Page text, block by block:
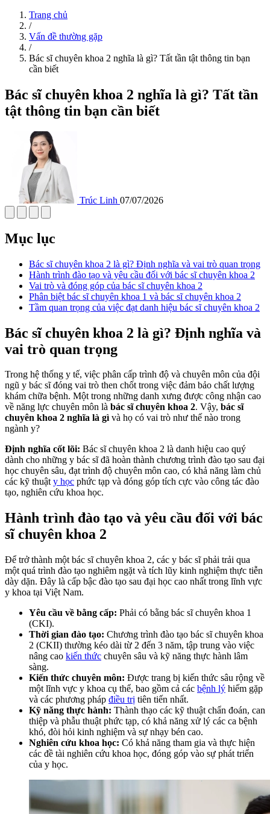
Trang chủ
/
Vấn đề thường gặp
/
Bác sĩ chuyên khoa 2 nghĩa là gì? Tất tần tật thông tin bạn
cần biết
Bác sĩ chuyên khoa 2 nghĩa là gì? Tất tần
tật thông tin bạn cần biết
Trúc Linh 07/07/2026
Mục lục
Bác sĩ chuyên khoa 2 là gì? Định nghĩa và vai trò quan trọng
Hành trình đào tạo và yêu cầu đối với bác sĩ chuyên khoa 2
Vai trò và đóng góp của bác sĩ chuyên khoa 2
Phân biệt bác sĩ chuyên khoa 1 và bác sĩ chuyên khoa 2
Tầm quan trọng của việc đạt danh hiệu bác sĩ chuyên khoa 2
Bác sĩ chuyên khoa 2 là gì? Định nghĩa và
vai trò quan trọng
Trong hệ thống y tế, việc phân cấp trình độ và chuyên môn của đội
ngũ y bác sĩ đóng vai trò then chốt trong việc đảm bảo chất lượng
khám chữa bệnh. Một trong những danh xưng được công nhận cao
về năng lực chuyên môn là bác sĩ chuyên khoa 2. Vậy, bác sĩ
chuyên khoa 2 nghĩa là gìvà họ có vai trò như thế nào trong
ngành y?
Định nghĩa cốt lõi: Bác sĩ chuyên khoa 2 là danh hiệu cao quý
dành cho những y bác sĩ đã hoàn thành chương trình đào tạo sau đại
học chuyên sâu, đạt trình độ chuyên môn cao, có khả năng làm chủ
các kỹ thuậty học phức tạp và đóng góp tích cực vào công tác đào
tạo, nghiên cứu khoa học.
Hành trình đào tạo và yêu cầu đối với bác
sĩ chuyên khoa 2
Để trở thành một bác sĩ chuyên khoa 2, các y bác sĩ phải trải qua
một quá trình đào tạo nghiêm ngặt và tích lũy kinh nghiệm thực tiễn
dày dặn. Đây là cấp bậc đào tạo sau đại học cao nhất trong lĩnh vực
y khoa tại Việt Nam.
Yêu cầu về bằng cấp: Phải có bằng bác sĩ chuyên khoa 1
(CKI).
Thời gian đào tạo: Chương trình đào tạo bác sĩ chuyên khoa
2 (CKII) thường kéo dài từ 2 đến 3 năm, tập trung vào việc
nâng cao kiến thức chuyên sâu và kỹ năng thực hành lâm
sàng.
Kiến thức chuyên môn: Được trang bị kiến thức sâu rộng về
một lĩnh vực y khoa cụ thể, bao gồm cả các bệnh lý hiếm gặp
và các phương pháp điều trị tiên tiến nhất.
Kỹ năng thực hành: Thành thạo các kỹ thuật chẩn đoán, can
thiệp và phẫu thuật phức tạp, có khả năng xử lý các ca bệnh
khó, đòi hỏi kinh nghiệm và sự nhạy bén cao.
Nghiên cứu khoa học: Có khả năng tham gia và thực hiện
các đề tài nghiên cứu khoa học, đóng góp vào sự phát triển
của y học.